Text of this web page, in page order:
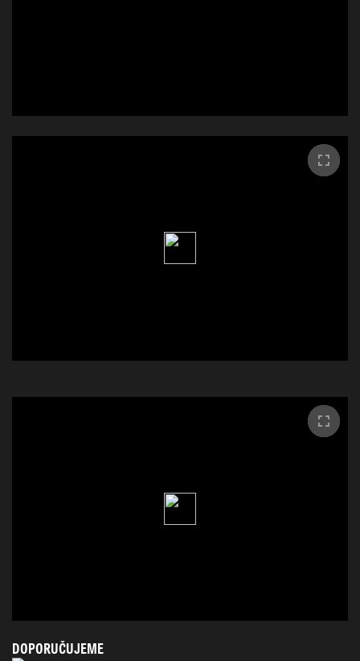
DOPORUČUJEME